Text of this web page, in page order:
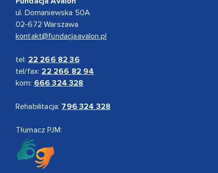
ul. Domaniewska 50A
02-672 Warszawa
kontakt@fundacjaavalon.pl
tel: 22 266 82 36
tel/fax: 22 266 82 94
kom: 666 324 328
Rehabilitacja: 796 324 328
Tłumacz PJM: